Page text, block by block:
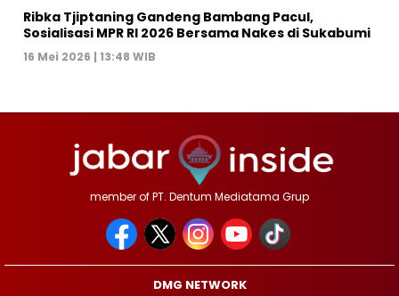
Ribka Tjiptaning Gandeng Bambang Pacul,
Sosialisasi MPR RI 2026 Bersama Nakes di Sukabumi
16 Mei 2026 | 13:48 WIB
member of PT. Dentum Mediatama Grup
DMG NETWORK